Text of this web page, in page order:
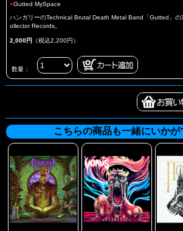
●Gutted MySpace
ハンガリーのTechnical Brutal Death Metal Band「Gutted」
ollector Records。
2,000円 （税込2,200円）
数量：
こちらの商品も一緒にいかが